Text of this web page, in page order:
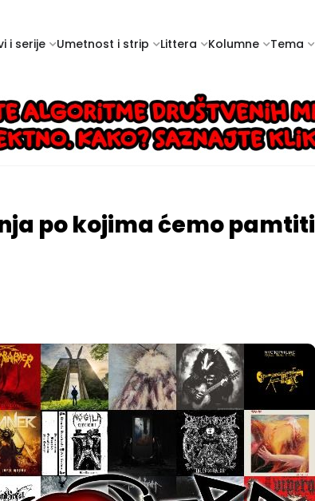
i serije Umetnost i strip Littera Kolumne Tema
po kojima ćemo pamtiti